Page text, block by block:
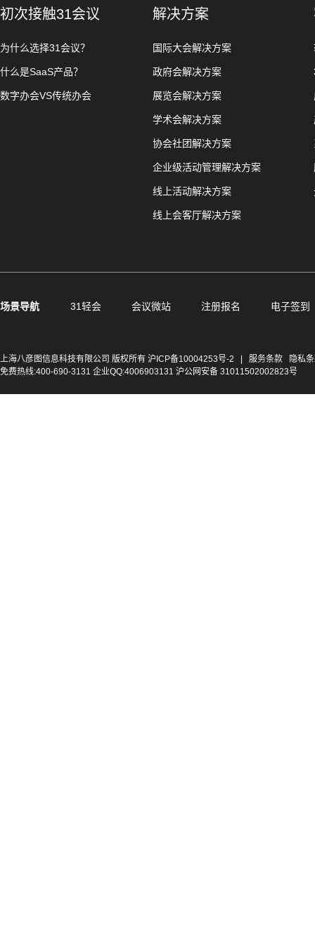
初次接触31会议
为什么选择31会议？
什么是SaaS产品？
数字办会VS传统办会
解决方案
国际大会解决方案
政府会解决方案
展览会解决方案
学术会解决方案
协会社团解决方案
企业级活动管理解决方案
线上活动解决方案
线上会客厅解决方案
场景导航 31轻会 会议微站 注册报名 电子签到
上海八彦图信息科技有限公司 版权所有 沪ICP备10004253号-2 服务条款
隐私
免费热线:400-690-3131 企业QQ:4006903131 沪公网安备 31011502002823号